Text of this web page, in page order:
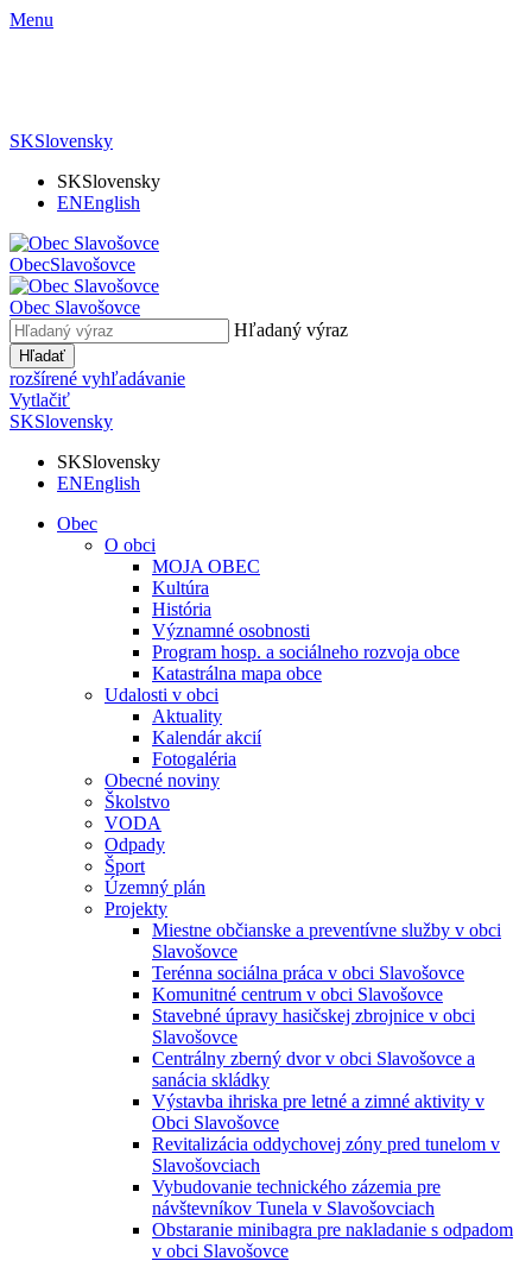
Menu
SKSlovensky
SKSlovensky
ENEnglish
ObecSlavošovce
Obec Slavošovce
Hľadaný výraz
Hľadať
rozšírené vyhľadávanie
Vytlačiť
SKSlovensky
SKSlovensky
ENEnglish
Obec
O obci
MOJA OBEC
Kultúra
História
Významné osobnosti
Program hosp. a sociálneho rozvoja obce
Katastrálna mapa obce
Udalosti v obci
Aktuality
Kalendár akcií
Fotogaléria
Obecné noviny
Školstvo
VODA
Odpady
Šport
Územný plán
Projekty
Miestne občianske a preventívne služby v obci
Slavošovce
Terénna sociálna práca v obci Slavošovce
Komunitné centrum v obci Slavošovce
Stavebné úpravy hasičskej zbrojnice v obci
Slavošovce
Centrálny zberný dvor v obci Slavošovce a
sanácia skládky
Výstavba ihriska pre letné a zimné aktivity v
Obci Slavošovce
Revitalizácia oddychovej zóny pred tunelom v
Slavošovciach
Vybudovanie technického zázemia pre
návštevníkov Tunela v Slavošovciach
Obstaranie minibagra pre nakladanie s odpadom
v obci Slavošovce